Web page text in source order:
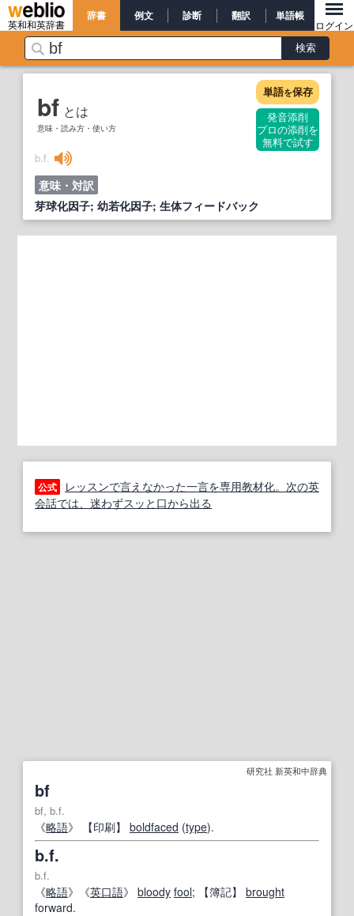
英和和英辞書
辞書 例文 診断 翻訳 単語帳
ログイン
bf とは
意味・読み方・使い方
単語を保存
発音添削
プロの添削を
無料で試す
b.f.
意味・対訳
芽球化因子; 幼若化因子; 生体フィードバック
公式
レッスンで言えなかった一言を専用教材化。次の英
会話では、迷わずスッと口から出る
研究社 新英和中辞典
bf
bf, b.f.
《略語》 【印刷】 boldfaced (type).
b.f.
b.f.
《略語》《英口語》 bloody fool; 【簿記】 brought
forward.